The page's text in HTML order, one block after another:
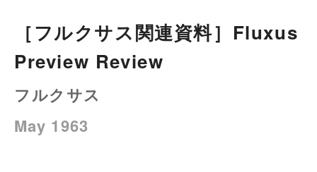
［フルクサス関連資料］Fluxus
Preview Review
フルクサス
May 1963